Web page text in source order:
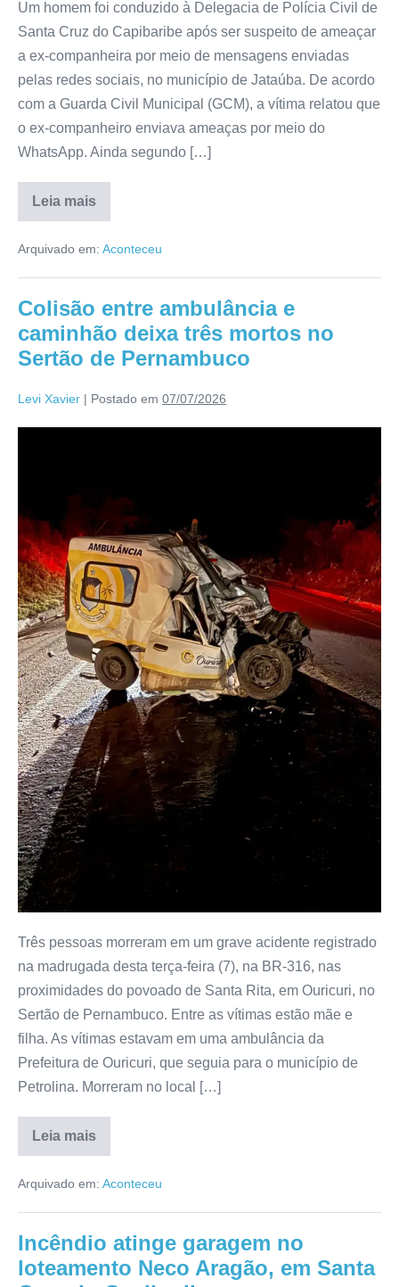
Um homem foi conduzido à Delegacia de Polícia Civil de
Santa Cruz do Capibaribe após ser suspeito de ameaçar
a ex-companheira por meio de mensagens enviadas
pelas redes sociais, no município de Jataúba. De acordo
com a Guarda Civil Municipal (GCM), a vítima relatou que
o ex-companheiro enviava ameaças por meio do
WhatsApp. Ainda segundo […]
Leia mais
Arquivado em: Aconteceu
Colisão entre ambulância e
caminhão deixa três mortos no
Sertão de Pernambuco
Levi Xavier | Postado em 07/07/2026
Três pessoas morreram em um grave acidente registrado
na madrugada desta terça-feira (7), na BR-316, nas
proximidades do povoado de Santa Rita, em Ouricuri, no
Sertão de Pernambuco. Entre as vítimas estão mãe e
filha. As vítimas estavam em uma ambulância da
Prefeitura de Ouricuri, que seguia para o município de
Petrolina. Morreram no local […]
Leia mais
Arquivado em: Aconteceu
Incêndio atinge garagem no
loteamento Neco Aragão, em Santa